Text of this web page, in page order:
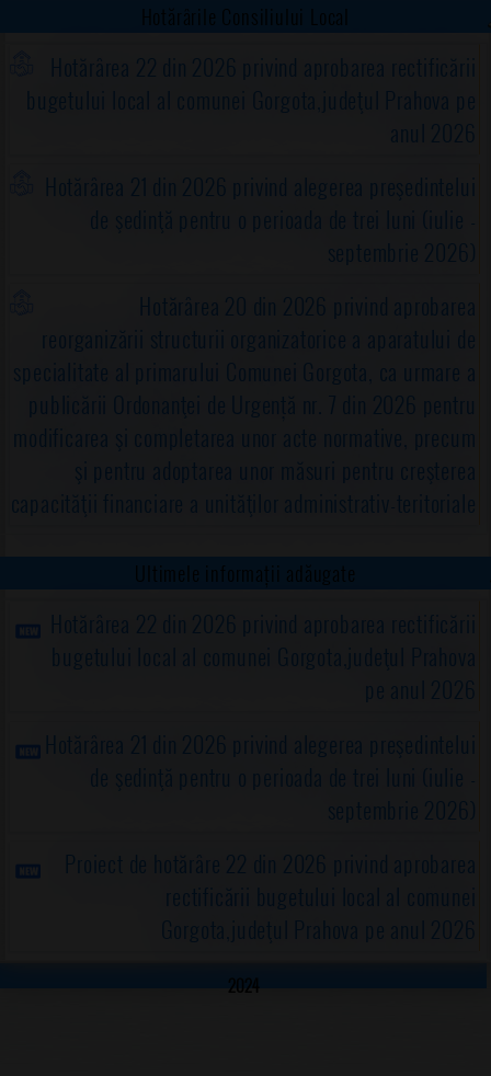
Hotărârile Consiliului Local
Hotărârea 22 din 2026 privind aprobarea rectificării
bugetului local al comunei Gorgota,judeţul Prahova pe
anul 2026
Hotărârea 21 din 2026 privind alegerea preşedintelui
de şedinţă pentru o perioada de trei luni (iulie -
septembrie 2026)
Hotărârea 20 din 2026 privind aprobarea
reorganizării structurii organizatorice a aparatului de
specialitate al primarului Comunei Gorgota, ca urmare a
publicării Ordonanţei de Urgență nr. 7 din 2026 pentru
modificarea şi completarea unor acte normative, precum
şi pentru adoptarea unor măsuri pentru creşterea
capacităţii financiare a unităţilor administrativ-teritoriale
Ultimele informații adăugate
Hotărârea 22 din 2026 privind aprobarea rectificării
bugetului local al comunei Gorgota,judeţul Prahova
pe anul 2026
Hotărârea 21 din 2026 privind alegerea preşedintelui
de şedinţă pentru o perioada de trei luni (iulie -
septembrie 2026)
Proiect de hotărâre 22 din 2026 privind aprobarea
rectificării bugetului local al comunei
Gorgota,judeţul Prahova pe anul 2026
2024